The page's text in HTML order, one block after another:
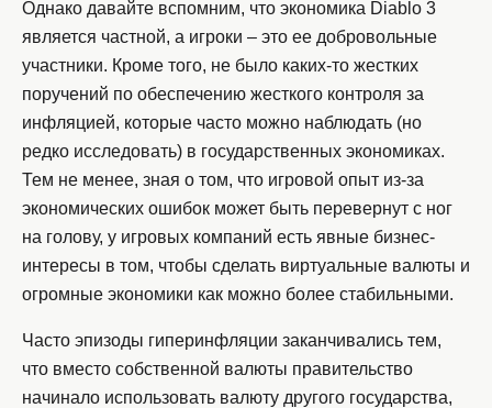
Однако давайте вспомним, что экономика Diablo 3
является частной, а игроки – это ее добровольные
участники. Кроме того, не было каких-то жестких
поручений по обеспечению жесткого контроля за
инфляцией, которые часто можно наблюдать (но
редко исследовать) в государственных экономиках.
Тем не менее, зная о том, что игровой опыт из-за
экономических ошибок может быть перевернут с ног
на голову, у игровых компаний есть явные бизнес-
интересы в том, чтобы сделать виртуальные валюты и
огромные экономики как можно более стабильными.
Часто эпизоды гиперинфляции заканчивались тем,
что вместо собственной валюты правительство
начинало использовать валюту другого государства,